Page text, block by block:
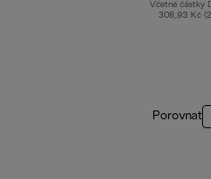
Včetně částky
308,93 Kč
Porovnat